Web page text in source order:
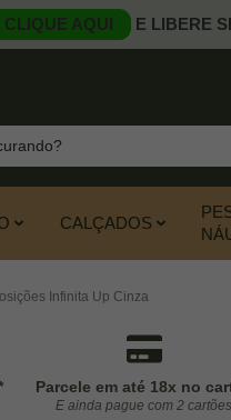
CLIQUE AQUI E LIBERE
CALÇADOS
Infinita Up Cinza
Parcele em até 18x no
E ainda pague com 2 cartões